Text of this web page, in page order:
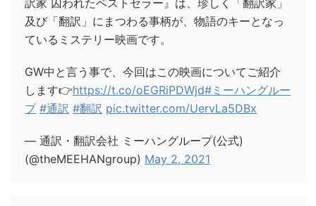
訳家 囚われたベストセラー』は、珍しく「翻訳家」
及び「翻訳」にまつわる事柄が、物語のキーとなっ
ているミステリー映画です。
GW中と言う事で、今回はこの映画についてご紹介
します👉https://t.co/oEGRiPDWjd#ミーハングルー
プ #通訳 #翻訳 pic.twitter.com/UervLa5DBx
— 通訳・翻訳会社 ミーハングループ(公式)
(@theMEEHANgroup) May 2, 2021